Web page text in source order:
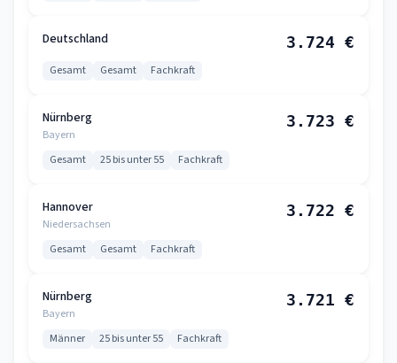
Deutschland 3.724 €
Gesamt Gesamt Fachkraft
Nürnberg
Bayern
3.723 €
Gesamt 25 bis unter 55 Fachkraft
Hannover
Niedersachsen
3.722 €
Gesamt Gesamt Fachkraft
Nürnberg
Bayern
3.721 €
Männer 25 bis unter 55 Fachkraft